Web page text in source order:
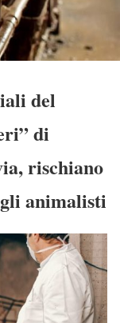
del
di
rischiano
animalisti